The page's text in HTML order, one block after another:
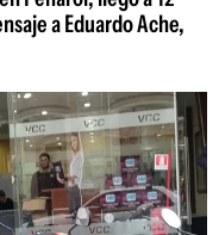
a Eduardo Ache,